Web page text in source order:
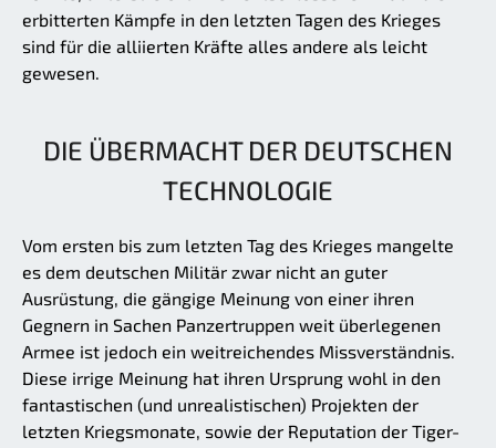
erbitterten Kämpfe in den letzten Tagen des Krieges
sind für die alliierten Kräfte alles andere als leicht
gewesen.
DIE ÜBERMACHT DER DEUTSCHEN
TECHNOLOGIE
Vom ersten bis zum letzten Tag des Krieges mangelte
es dem deutschen Militär zwar nicht an guter
Ausrüstung, die gängige Meinung von einer ihren
Gegnern in Sachen Panzertruppen weit überlegenen
Armee ist jedoch ein weitreichendes Missverständnis.
Diese irrige Meinung hat ihren Ursprung wohl in den
fantastischen (und unrealistischen) Projekten der
letzten Kriegsmonate, sowie der Reputation der Tiger-